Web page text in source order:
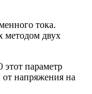
тока.
методом двух
параметр
от напряжения на